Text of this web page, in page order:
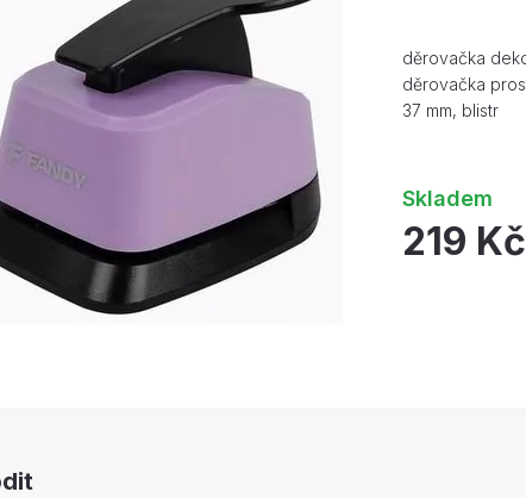
děrovačka
děrovačka
37 mm, blistr
Skladem
219 Kč